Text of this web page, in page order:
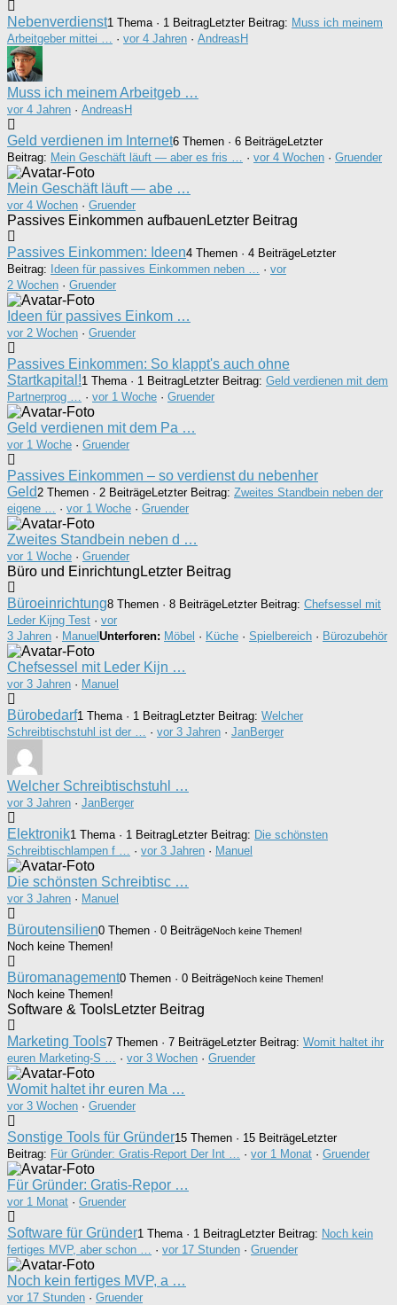
Nebenverdienst1 Thema · 1 BeitragLetzter Beitrag: Muss ich meinem
Arbeitgeber mittei …
· vor 4 Jahren · AndreasH
Muss ich meinem Arbeitgeb …
vor 4 Jahren · AndreasH
Geld verdienen im Internet6 Themen · 6 BeiträgeLetzter
Beitrag: Mein Geschäft läuft — aber es fris … · vor 4 Wochen · Gruender
Mein Geschäft läuft — abe …
vor 4 Wochen · Gruender
Passives Einkommen aufbauen Letzter Beitrag
Passives Einkommen: Ideen4 Themen · 4 BeiträgeLetzter
Beitrag: Ideen für passives Einkommen neben … · vor
2 Wochen · Gruender
Ideen für passives Einkom …
vor 2 Wochen · Gruender
Passives Einkommen: So klappt's auch ohne
Startkapital!1 Thema · 1 BeitragLetzter Beitrag: Geld verdienen mit dem
Partnerprog …
· vor 1 Woche · Gruender
Geld verdienen mit dem Pa …
vor 1 Woche · Gruender
Passives Einkommen – so verdienst du nebenher
Geld 2 Themen · 2 BeiträgeLetzter Beitrag: Zweites Standbein neben der
eigene …
· vor 1 Woche · Gruender
Zweites Standbein neben d …
vor 1 Woche · Gruender
Büro und Einrichtung Letzter Beitrag
Büroeinrichtung8 Themen · 8 BeiträgeLetzter Beitrag: Chefsessel mit
Leder Kijng Test · vor
3 Jahren · ManuelUnterforen: Möbel · Küche · Spielbereich · Bürozubehör
Chefsessel mit Leder Kijn …
vor 3 Jahren · Manuel
Bürobedarf1 Thema · 1 BeitragLetzter Beitrag: Welcher
Schreibtischstuhl ist der …
· vor 3 Jahren · JanBerger
Welcher Schreibtischstuhl …
vor 3 Jahren · JanBerger
Elektronik1 Thema · 1 BeitragLetzter Beitrag: Die schönsten
Schreibtischlampen f …
· vor 3 Jahren · Manuel
Die schönsten Schreibtisc …
vor 3 Jahren · Manuel
Büroutensilien0 Themen · 0 BeiträgeNoch keine Themen!
Noch keine Themen!
Büromanagement0 Themen · 0 BeiträgeNoch keine Themen!
Noch keine Themen!
Software & ToolsLetzter Beitrag
Marketing Tools7 Themen · 7 BeiträgeLetzter Beitrag: Womit haltet ihr
euren Marketing-S …
· vor 3 Wochen · Gruender
Womit haltet ihr euren Ma …
vor 3 Wochen · Gruender
Sonstige Tools für Gründer15 Themen · 15 BeiträgeLetzter
Beitrag: Für Gründer: Gratis-Report Der Int … · vor 1 Monat · Gruender
Für Gründer: Gratis-Repor …
vor 1 Monat · Gruender
Software für Gründer1 Thema · 1 BeitragLetzter Beitrag: Noch kein
fertiges MVP, aber schon …
· vor 17 Stunden · Gruender
Noch kein fertiges MVP, a …
vor 17 Stunden · Gruender